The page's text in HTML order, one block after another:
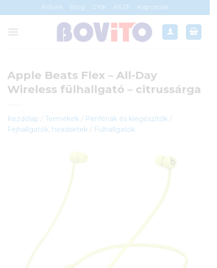
to
content
Rólunk Blog GYIK ÁSZF Kapcsolat
Apple Beats Flex – All-Day
Wireless fülhallgató – citrussárga
Kezdőlap / Termékek / Perifériák és kiegészítők /
Fejhallgatók, headsetek / Fülhallgatók